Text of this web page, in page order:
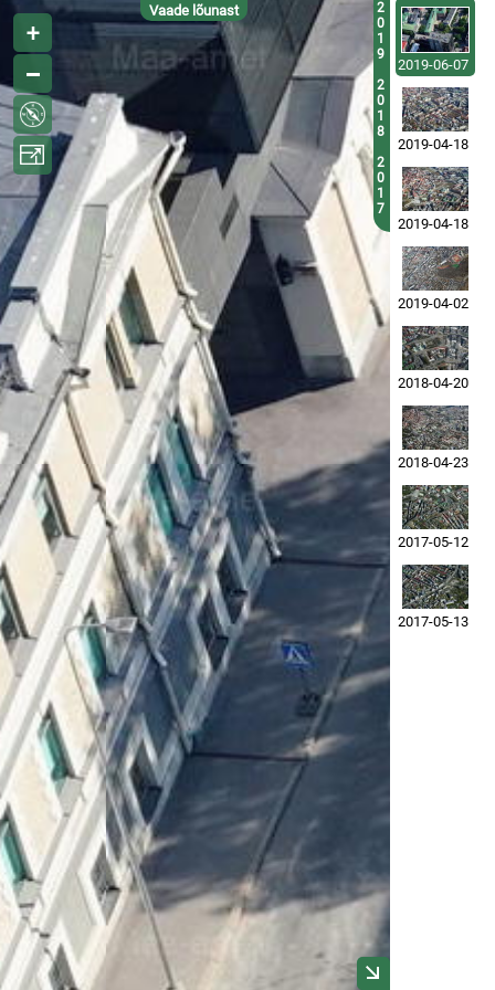
Vaade lõunast
2
0
1
9
2
0
1
8
2
0
1
7
2019-06-07
2019-04-18
2019-04-18
2019-04-02
2018-04-20
2018-04-23
2017-05-12
2017-05-13